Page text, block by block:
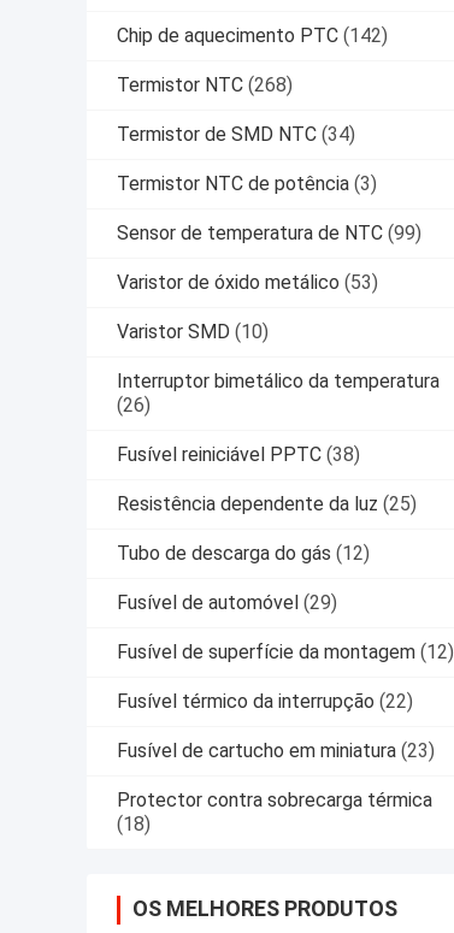
Chip de aquecimento PTC (142)
Termistor NTC (268)
Termistor de SMD NTC (34)
Termistor NTC de potência (3)
Sensor de temperatura de NTC (99)
Varistor de óxido metálico (53)
Varistor SMD (10)
Interruptor bimetálico da temperatura
(26)
Fusível reiniciável PPTC (38)
Resistência dependente da luz (25)
Tubo de descarga do gás (12)
Fusível de automóvel (29)
Fusível de superfície da montagem (12)
Fusível térmico da interrupção (22)
Fusível de cartucho em miniatura (23)
Protector contra sobrecarga térmica
(18)
OS MELHORES PRODUTOS